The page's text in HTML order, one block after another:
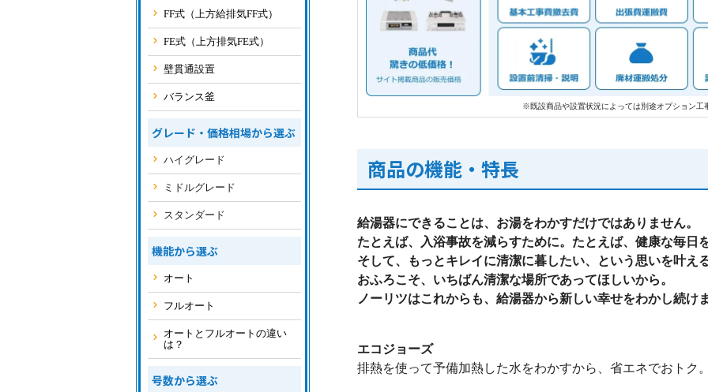
※既設商品や設置状況によっては別途オプション
商品の機能・特長
給湯器にできることは、お湯をわかすだけではありません。
たとえば、入浴事故を減らすために。たとえば、健康な毎日
そして、もっとキレイに清潔に暮したい、という思いを叶え
おふろこそ、いちばん清潔な場所であってほしいから。
ノーリツはこれからも、給湯器から新しい幸せをわかし続け
エコジョーズ
排熱を使って予備加熱した水をわかすから、省エネでおトク
FF式（上方給排気FF式）
FE式（上方排気FE式）
壁貫通設置
バランス釜
グレード・価格相場から選ぶ
ハイグレード
ミドルグレード
スタンダード
機能から選ぶ
オート
フルオート
オートとフルオートの違い
は？
号数から選ぶ